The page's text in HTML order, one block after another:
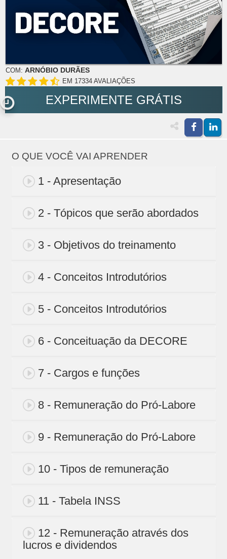
COM: ARNÓBIO DURÃES
EM 17334 AVALIAÇÕES
EXPERIMENTE GRÁTIS
O QUE VOCÊ VAI APRENDER
1 - Apresentação
2 - Tópicos que serão abordados
3 - Objetivos do treinamento
4 - Conceitos Introdutórios
5 - Conceitos Introdutórios
6 - Conceituação da DECORE
7 - Cargos e funções
8 - Remuneração do Pró-Labore
9 - Remuneração do Pró-Labore
10 - Tipos de remuneração
11 - Tabela INSS
12 - Remuneração através dos
lucros e dividendos